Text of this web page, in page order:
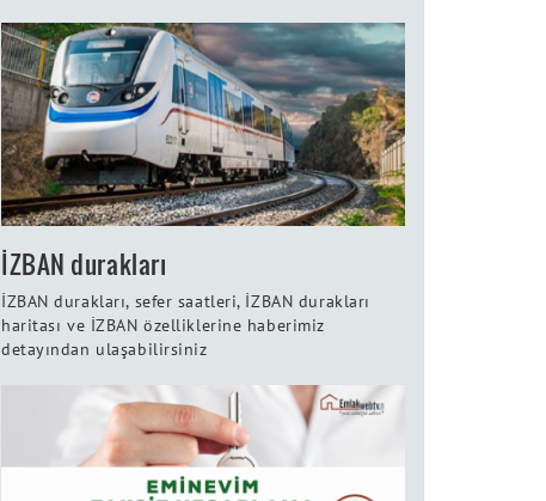
İZBAN durakları
İZBAN durakları, sefer saatleri, İZBAN durakları
haritası ve İZBAN özelliklerine haberimiz
detayından ulaşabilirsiniz